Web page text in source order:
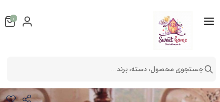
0
جستجوی محصول، دسته، برند...